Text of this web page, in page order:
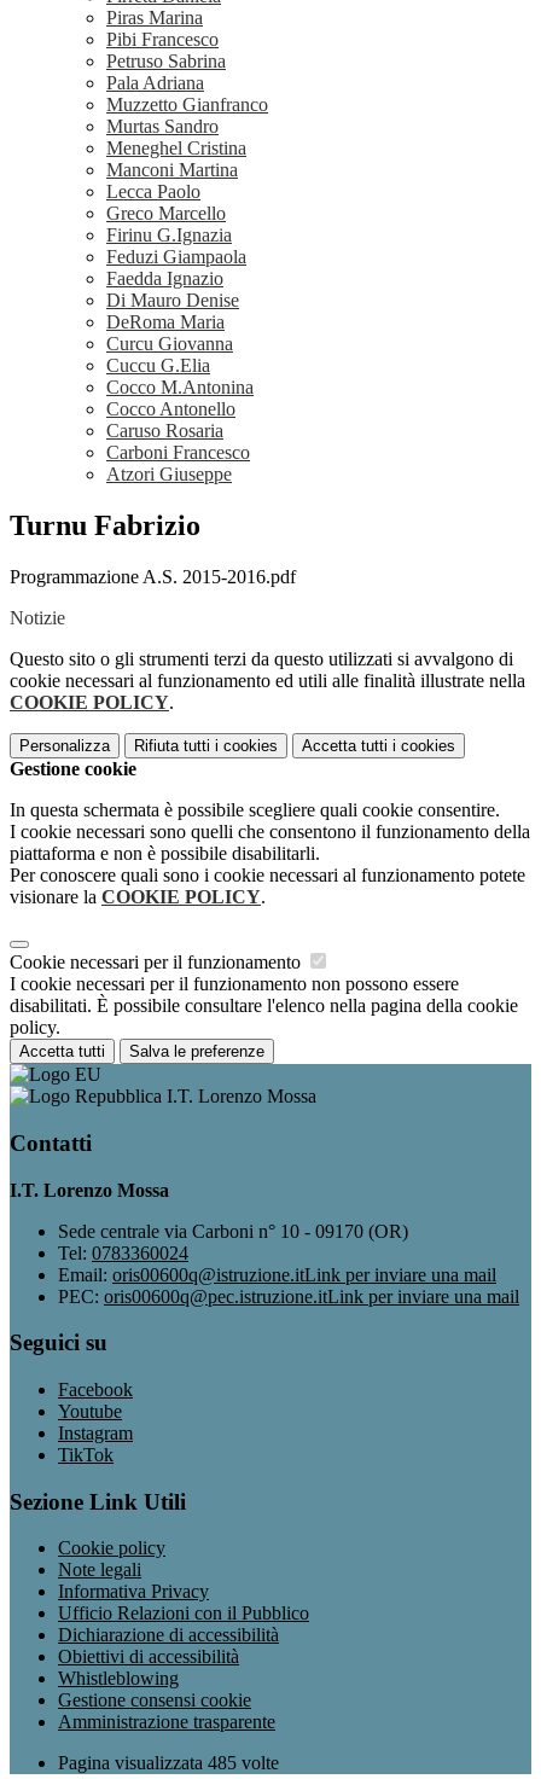
Piras Marina
Pibi Francesco
Petruso Sabrina
Pala Adriana
Muzzetto Gianfranco
Murtas Sandro
Meneghel Cristina
Manconi Martina
Lecca Paolo
Greco Marcello
Firinu G.Ignazia
Feduzi Giampaola
Faedda Ignazio
Di Mauro Denise
DeRoma Maria
Curcu Giovanna
Cuccu G.Elia
Cocco M.Antonina
Cocco Antonello
Caruso Rosaria
Carboni Francesco
Atzori Giuseppe
Turnu Fabrizio
Programmazione A.S. 2015-2016.pdf
Notizie
Questo sito o gli strumenti terzi da questo utilizzati si avvalgono di
cookie necessari al funzionamento ed utili alle finalità illustrate nella
COOKIE POLICY.
Personalizza Rifiuta tutti i cookies Accetta tutti i cookies
Gestione cookie
In questa schermata è possibile scegliere quali cookie consentire.
I cookie necessari sono quelli che consentono il funzionamento della
piattaforma e non è possibile disabilitarli.
Per conoscere quali sono i cookie necessari al funzionamento potete
visionare la COOKIE POLICY.
Cookie necessari per il funzionamento
I cookie necessari per il funzionamento non possono essere
disabilitati. È possibile consultare l'elenco nella pagina della cookie
policy.
Accetta tutti Salva le preferenze
I.T. Lorenzo Mossa
Contatti
I.T. Lorenzo Mossa
Sede centrale via Carboni n° 10 - 09170 (OR)
Tel: 0783360024
Email: oris00600q@istruzione.itLink per inviare una mail
PEC: oris00600q@pec.istruzione.itLink per inviare una mail
Seguici su
Facebook
Youtube
Instagram
TikTok
Sezione Link Utili
Cookie policy
Note legali
Informativa Privacy
Ufficio Relazioni con il Pubblico
Dichiarazione di accessibilità
Obiettivi di accessibilità
Whistleblowing
Gestione consensi cookie
Amministrazione trasparente
Pagina visualizzata 485 volte